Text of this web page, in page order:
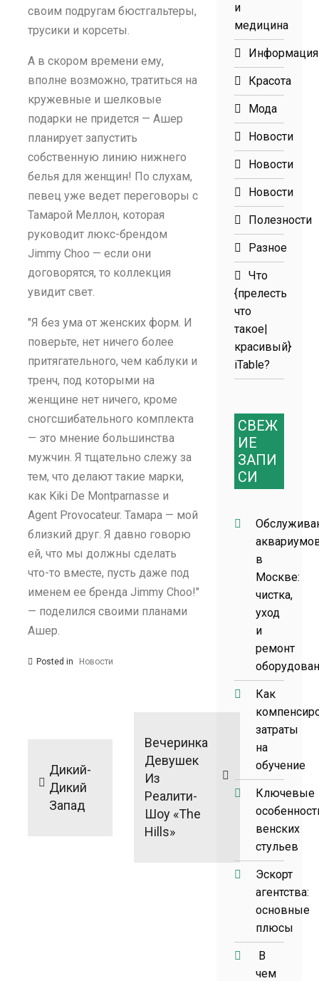
своим подругам бюстгальтеры,
трусики и корсеты.
А в скором времени ему,
вполне возможно, тратиться на
кружевные и шелковые
подарки не придется — Ашер
планирует запустить
собственную линию нижнего
белья для женщин! По слухам,
певец уже ведет переговоры с
Тамарой Меллон, которая
руководит люкс-брендом
Jimmy Choo — если они
договорятся, то коллекция
увидит свет.
"Я без ума от женских форм. И
поверьте, нет ничего более
притягательного, чем каблуки и
тренч, под которыми на
женщине нет ничего, кроме
сногсшибательного комплекта
— это мнение большинства
мужчин. Я тщательно слежу за
тем, что делают такие марки,
как Kiki De Montparnasse и
Agent Provocateur. Тамара — мой
близкий друг. Я давно говорю
ей, что мы должны сделать
что-то вместе, пусть даже под
именем ее бренда Jimmy Choo!"
— поделился своими планами
Ашер.
Posted in Новости
записям
Дикий-
Дикий
Запад
Вечеринка
Девушек
Из
Реалити-
Шоу «The
Hills»
и
медицина
Информация
Красота
Мода
Новости
Новости
Новости
Полезности
Разное
Что
{прелесть
что
такое|
красивый}
iTable?
СВЕЖ
ИЕ
ЗАПИ
СИ
в
Москве:
чистка,
уход
и
ремонт
Как
затраты
на
обучение
Ключевые
венских
стульев
Эскорт
агентства:
основные
плюсы
В
чем